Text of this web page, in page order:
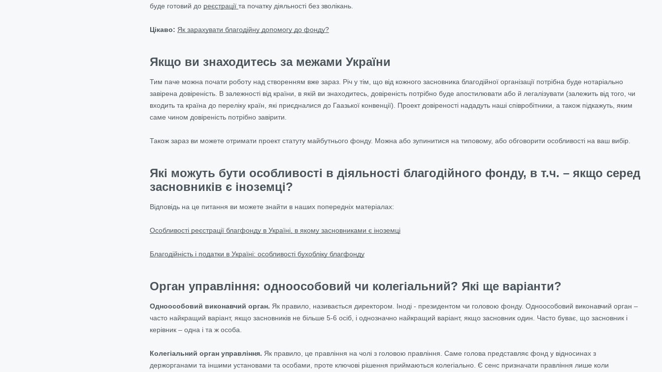
буде готовий до реєстрації та початку діяльності без зволікань.
Цікаво: Як зарахувати благодійну допомогу до фонду?
Якщо ви знаходитесь за межами України
Тим паче можна почати роботу над створенням вже зараз. Річ у тім, що від кожного засновника благодійної організації потрібна буде нотаріально
завірена довіреність. В залежності від країни, в якій ви знаходитесь, довіреність потрібно буде апостилювати або й легалізувати (залежить від того, чи
входить та країна до переліку країн, які приєдналися до Гаазької конвенції). Проект довіреності нададуть наші співробітники, а також підкажуть, яким
саме чином довіреність потрібно завірити.
Також зараз ви можете отримати проект статуту майбутнього фонду. Можна або зупинитися на типовому, або обговорити особливості на ваш вибір.
Які можуть бути особливості в діяльності благодійного фонду, в т.ч. – якщо серед
засновників є іноземці?
Відповідь на це питання ви можете знайти в наших попередніх матеріалах:
Особливості реєстрації благфонду в Україні, в якому засновниками є іноземці
Благодійність і податки в Україні: особливості бухобліку благфонду
Орган управління: одноособовий чи колегіальний? Які ще варіанти?
Одноособовий виконавчий орган. Як правило, називається директором. Іноді - президентом чи головою фонду. Одноособовий виконавчий орган –
часто найкращий варіант, якщо засновників не більше 5-6 осіб, і однозначно найкращий варіант, якщо засновник один. Часто буває, що засновник і
керівник – одна і та ж особа.
Колегіальний орган управління. Як правило, це правління на чолі з головою правління. Саме голова представляє фонд у відносинах з
держорганами та іншими установами та особами, проте ключові рішення приймаються колегіально. Є сенс призначати правління лише коли